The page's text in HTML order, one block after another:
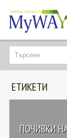
НАЙ-ТЪРСЕНИ
ДЕСТИНАЦИИ
ЕКЗОТИЧНИ
ЕТИКЕТИ
ПОЧИВКИ